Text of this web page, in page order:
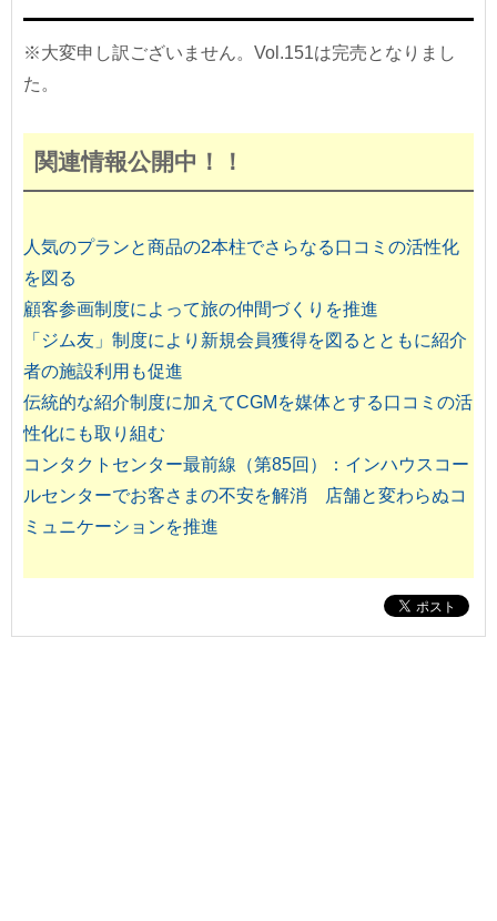
※大変申し訳ございません。Vol.151は完売となりまし
た。
関連情報公開中！！
人気のプランと商品の2本柱でさらなる口コミの活性化
を図る
顧客参画制度によって旅の仲間づくりを推進
「ジム友」制度により新規会員獲得を図るとともに紹介
者の施設利用も促進
伝統的な紹介制度に加えてCGMを媒体とする口コミの活
性化にも取り組む
コンタクトセンター最前線（第85回）：インハウスコー
ルセンターでお客さまの不安を解消 店舗と変わらぬコ
ミュニケーションを推進